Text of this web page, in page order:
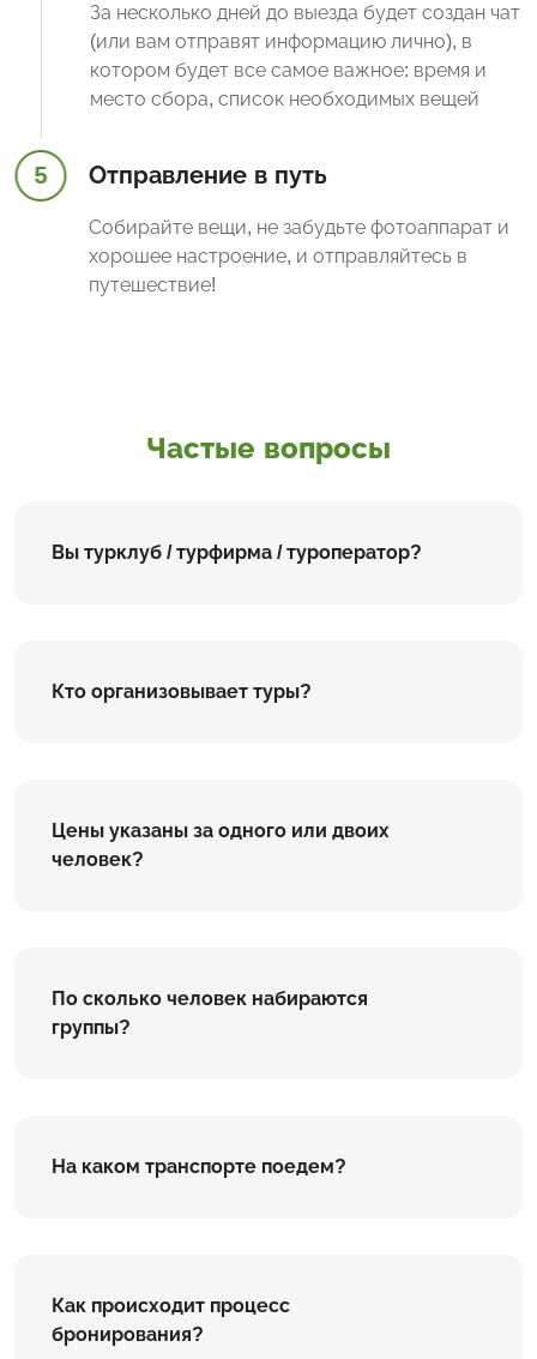
За несколько дней до выезда будет создан чат
(или вам отправят информацию лично), в
котором будет все самое важное: время и
место сбора, список необходимых вещей
5 Отправление в путь
Собирайте вещи, не забудьте фотоаппарат и
хорошее настроение, и отправляйтесь в
путешествие!
Частые вопросы
Вы турклуб / турфирма / туроператор?
Кто организовывает туры?
Цены указаны за одного или двоих
человек?
По сколько человек набираются
группы?
На каком транспорте поедем?
Как происходит процесс
бронирования?